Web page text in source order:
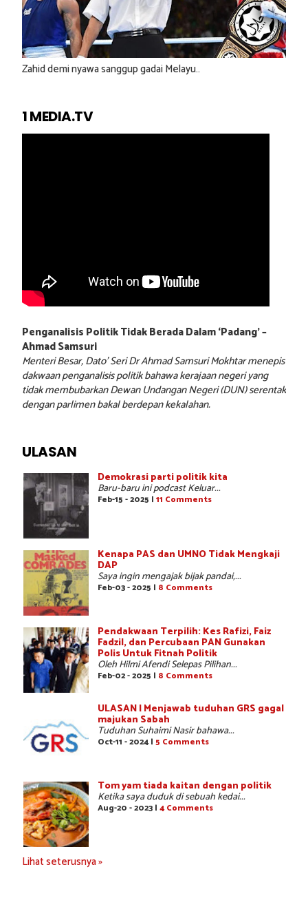
Zahid demi nyawa sanggup gadai Melayu..
1 MEDIA.TV
Penganalisis Politik Tidak Berada Dalam ‘Padang’ –
Ahmad Samsuri
Menteri Besar, Dato’ Seri Dr Ahmad Samsuri Mokhtar menepis
dakwaan penganalisis politik bahawa kerajaan negeri yang
tidak membubarkan Dewan Undangan Negeri (DUN) serentak
dengan parlimen bakal berdepan kekalahan.
ULASAN
Demokrasi parti politik kita
Baru-baru ini podcast Keluar...
Feb-15 - 2025 | 11 Comments
Kenapa PAS dan UMNO Tidak Mengkaji
DAP
Saya ingin mengajak bijak pandai,...
Feb-03 - 2025 | 8 Comments
Pendakwaan Terpilih: Kes Rafizi, Faiz
Fadzil, dan Percubaan PAN Gunakan
Polis Untuk Fitnah Politik
Oleh Hilmi Afendi Selepas Pilihan...
Feb-02 - 2025 | 8 Comments
ULASAN | Menjawab tuduhan GRS gagal
majukan Sabah
Tuduhan Suhaimi Nasir bahawa...
Oct-11 - 2024 | 5 Comments
Tom yam tiada kaitan dengan politik
Ketika saya duduk di sebuah kedai...
Aug-20 - 2023 | 4 Comments
Lihat seterusnya »